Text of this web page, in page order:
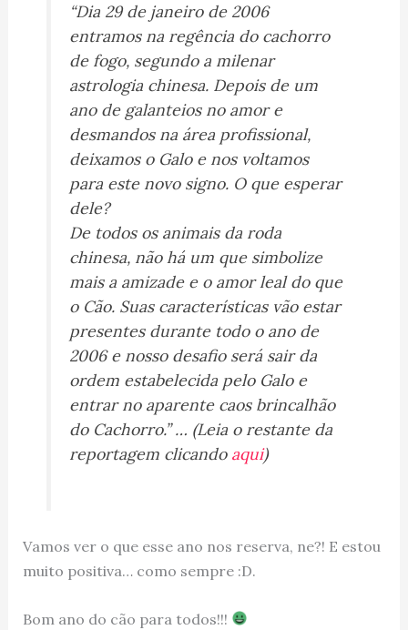
“Dia 29 de janeiro de 2006
entramos na regência do cachorro
de fogo, segundo a milenar
astrologia chinesa. Depois de um
ano de galanteios no amor e
desmandos na área profissional,
deixamos o Galo e nos voltamos
para este novo signo. O que esperar
dele?
De todos os animais da roda
chinesa, não há um que simbolize
mais a amizade e o amor leal do que
o Cão. Suas características vão estar
presentes durante todo o ano de
2006 e nosso desafio será sair da
ordem estabelecida pelo Galo e
entrar no aparente caos brincalhão
do Cachorro.” … (Leia o restante da
reportagem clicando aqui)
Vamos ver o que esse ano nos reserva, ne?! E estou
muito positiva… como sempre :D.
Bom ano do cão para todos!!!